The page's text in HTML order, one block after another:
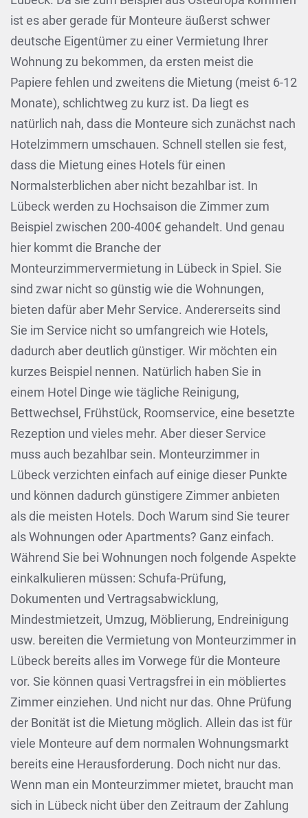
ist es aber gerade für Monteure äußerst schwer
deutsche Eigentümer zu einer Vermietung Ihrer
Wohnung zu bekommen, da ersten meist die
Papiere fehlen und zweitens die Mietung (meist 6-12
Monate), schlichtweg zu kurz ist. Da liegt es
natürlich nah, dass die Monteure sich zunächst nach
Hotelzimmern umschauen. Schnell stellen sie fest,
dass die Mietung eines Hotels für einen
Normalsterblichen aber nicht bezahlbar ist. In
Lübeck werden zu Hochsaison die Zimmer zum
Beispiel zwischen 200-400€ gehandelt. Und genau
hier kommt die Branche der
Monteurzimmervermietung in Lübeck in Spiel. Sie
sind zwar nicht so günstig wie die Wohnungen,
bieten dafür aber Mehr Service. Andererseits sind
Sie im Service nicht so umfangreich wie Hotels,
dadurch aber deutlich günstiger. Wir möchten ein
kurzes Beispiel nennen. Natürlich haben Sie in
einem Hotel Dinge wie tägliche Reinigung,
Bettwechsel, Frühstück, Roomservice, eine besetzte
Rezeption und vieles mehr. Aber dieser Service
muss auch bezahlbar sein. Monteurzimmer in
Lübeck verzichten einfach auf einige dieser Punkte
und können dadurch günstigere Zimmer anbieten
als die meisten Hotels. Doch Warum sind Sie teurer
als Wohnungen oder Apartments? Ganz einfach.
Während Sie bei Wohnungen noch folgende Aspekte
einkalkulieren müssen: Schufa-Prüfung,
Dokumenten und Vertragsabwicklung,
Mindestmietzeit, Umzug, Möblierung, Endreinigung
usw. bereiten die Vermietung von Monteurzimmer in
Lübeck bereits alles im Vorwege für die Monteure
vor. Sie können quasi Vertragsfrei in ein möbliertes
Zimmer einziehen. Und nicht nur das. Ohne Prüfung
der Bonität ist die Mietung möglich. Allein das ist für
viele Monteure auf dem normalen Wohnungsmarkt
bereits eine Herausforderung. Doch nicht nur das.
Wenn man ein Monteurzimmer mietet, braucht man
sich in Lübeck nicht über den Zeitraum der Zahlung